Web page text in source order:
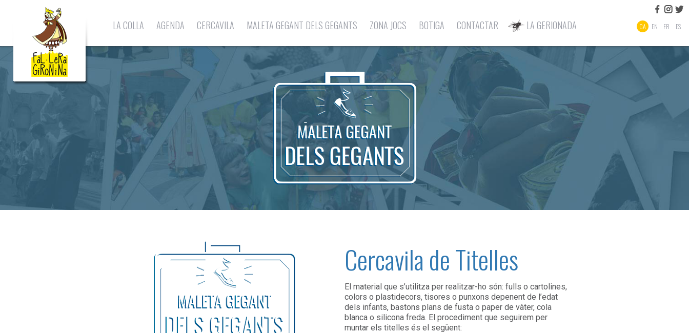
CA EN FR ES
LA COLLA AGENDA CERCAVILA MALETA GEGANT DELS GEGANTS ZONA JOCS BOTIGA CONTACTAR LA GERIONADA
Cercavila de Titelles
El material que s’utilitza per realitzar-ho són: fulls o cartolines,
colors o plastidecors, tisores o punxons depenent de l’edat
dels infants, bastons plans de fusta o paper de vàter, cola
blanca o silicona freda. El procediment que seguirem per
muntar els titelles és el següent: